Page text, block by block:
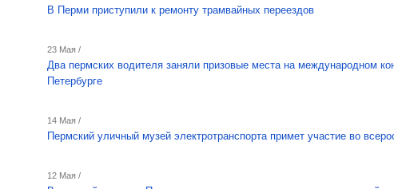
В Перми приступили к ремонту трамвайных переездов
23 Мая /
Два пермских водителя заняли призовые места на международном
Петербурге
14 Мая /
Пермский уличный музей электротранспорта примет участие во
12 Мая /